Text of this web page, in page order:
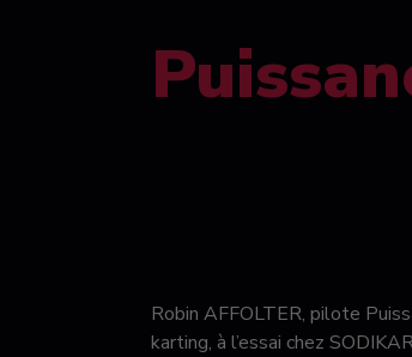
Robin AFFOLTER, pilote
karting, à l’essai chez